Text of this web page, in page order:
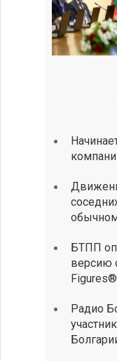
БТПП
версию
Figures®
Радио